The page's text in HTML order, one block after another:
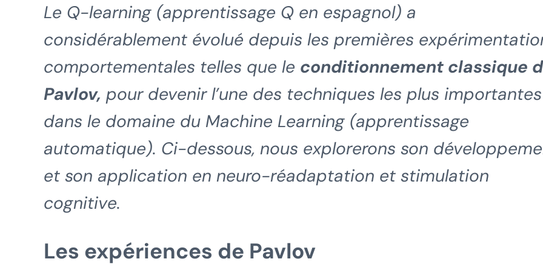
Le Q-learning (apprentissage Q en espagnol) a
considérablement évolué depuis les premières
comportementales telles que le conditionnement classique
Pavlov, pour devenir l’une des techniques les plus importantes
dans le domaine du Machine Learning (apprentissage
automatique). Ci-dessous, nous explorerons son
et son application en neuro-réadaptation et stimulation
cognitive.
Les expériences de Pavlov